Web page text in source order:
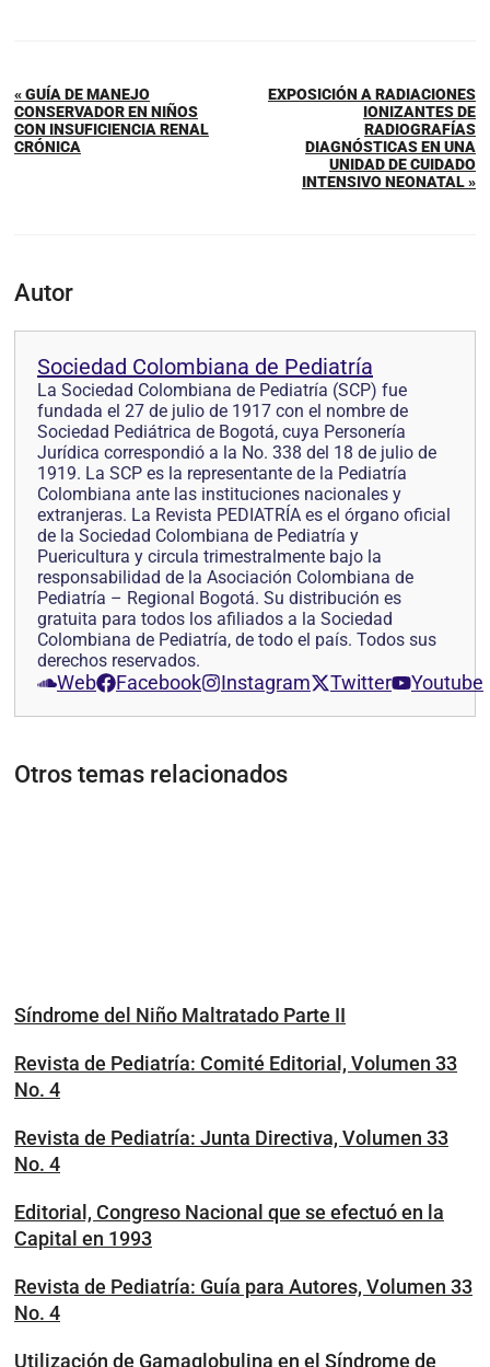
« GUÍA DE MANEJO
CONSERVADOR EN NIÑOS
CON INSUFICIENCIA RENAL
CRÓNICA
EXPOSICIÓN A RADIACIONES
IONIZANTES DE
RADIOGRAFÍAS
DIAGNÓSTICAS EN UNA
UNIDAD DE CUIDADO
INTENSIVO NEONATAL »
Autor
Sociedad Colombiana de Pediatría
La Sociedad Colombiana de Pediatría (SCP) fue
fundada el 27 de julio de 1917 con el nombre de
Sociedad Pediátrica de Bogotá, cuya Personería
Jurídica correspondió a la No. 338 del 18 de julio de
1919. La SCP es la representante de la Pediatría
Colombiana ante las instituciones nacionales y
extranjeras. La Revista PEDIATRÍA es el órgano oficial
de la Sociedad Colombiana de Pediatría y
Puericultura y circula trimestralmente bajo la
responsabilidad de la Asociación Colombiana de
Pediatría – Regional Bogotá. Su distribución es
gratuita para todos los afiliados a la Sociedad
Colombiana de Pediatría, de todo el país. Todos sus
derechos reservados.
Web Facebook Instagram Twitter Youtube
Otros temas relacionados
Síndrome del Niño Maltratado Parte II
Revista de Pediatría: Comité Editorial, Volumen 33
No. 4
Revista de Pediatría: Junta Directiva, Volumen 33
No. 4
Editorial, Congreso Nacional que se efectuó en la
Capital en 1993
Revista de Pediatría: Guía para Autores, Volumen 33
No. 4
Utilización de Gamaglobulina en el Síndrome de